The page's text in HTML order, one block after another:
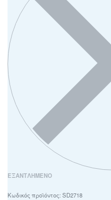
ΕΞΑΝΤΛΗΜΈΝΟ
SD2718